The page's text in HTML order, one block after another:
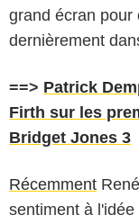
grand écran pour
dernièrement
==> Patrick
Firth sur les
Bridget Jones 3
Récemment
sentiment à